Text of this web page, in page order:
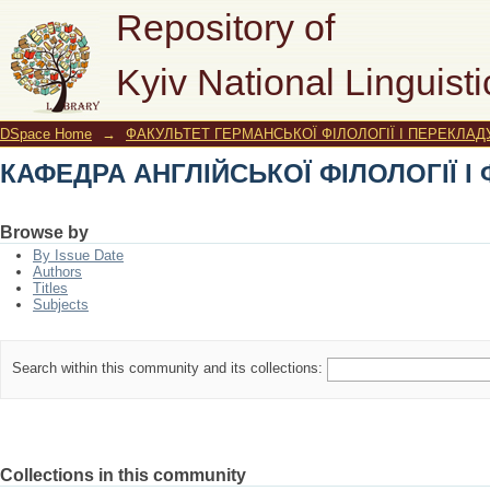
Repository of
Kyiv National
КАФЕДРА АНГЛІЙСЬКОЇ ФІЛОЛОГІЇ
DSpace Home → ФАКУЛЬТЕТ ГЕРМАНСЬКОЇ ФІЛОЛОГІЇ І
КАФЕДРА АНГЛІЙСЬКОЇ ФІЛОЛОГІЇ
Browse by
By Issue Date
Authors
Titles
Subjects
Search within this community and its collections:
Collections in this community